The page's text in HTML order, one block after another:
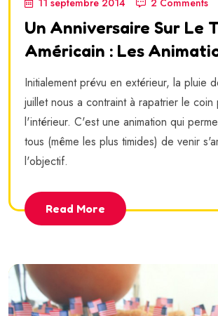
Un Anniversaire Sur Le
Américain : Les
Initialement prévu en extérieur, la pluie
juillet nous a contraint à rapatrier le
l'intérieur. C'est une animation qui
tous (même les plus timides) de venir
l'objectif.
Read More